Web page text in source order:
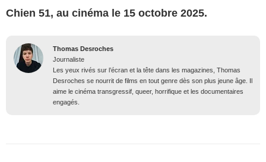
Chien 51, au cinéma le 15 octobre 2025.
Thomas Desroches
Journaliste
Les yeux rivés sur l’écran et la tête dans les magazines, Thomas
Desroches se nourrit de films en tout genre dès son plus jeune âge. Il
aime le cinéma transgressif, queer, horrifique et les documentaires
engagés.